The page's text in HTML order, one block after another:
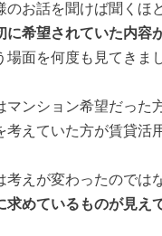
のお話を聞けば聞くほど
に希望されていた内容
場面を何度も見てきま
マンション希望だった
考えていた方が賃貸活
考えが変わったのでは
求めているものが見え